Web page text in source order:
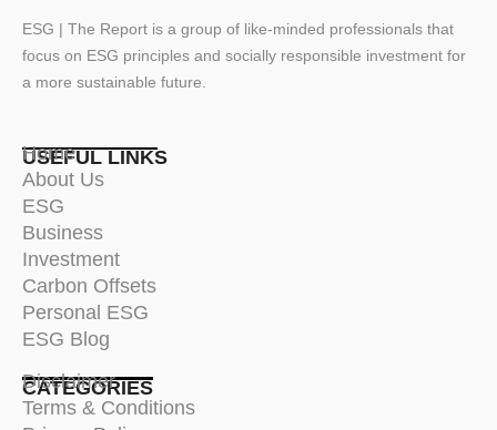
ESG | The Report is a group of like-minded professionals that
focus on ESG principles and socially responsible investment for
a more sustainable future.
USEFUL LINKS
Home
About Us
ESG
Business
Investment
Carbon Offsets
Personal ESG
ESG Blog
CATEGORIES
Disclaimer
Terms & Conditions